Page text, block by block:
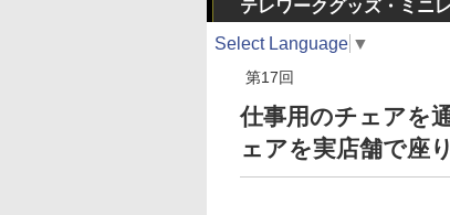
テレワークグッズ・ミニ
Select Language ▼
第17回
仕事用のチェアを
ェアを実店舗で座